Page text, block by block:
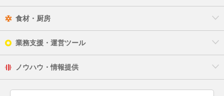
食材・厨房
業務支援・運営ツール
ノウハウ・情報提供